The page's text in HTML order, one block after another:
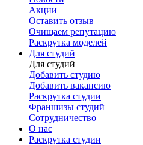
Акции
Оставить отзыв
Очищаем репутацию
Раскрутка моделей
Для студий
Для студий
Добавить студию
Добавить вакансию
Раскрутка студии
Франшизы студий
Сотрудничество
О нас
Раскрутка студии